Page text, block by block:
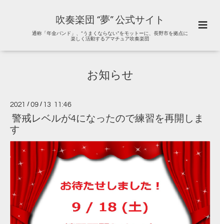
吹奏楽団 “夢” 公式サイト
通称「年金バンド」、“うまくならない”をモットーに、長野市を拠点に
楽しく活動するアマチュア吹奏楽団
お知らせ
2021 /09 / 13 11:46
警戒レベルが4になったので練習を再開しま
す